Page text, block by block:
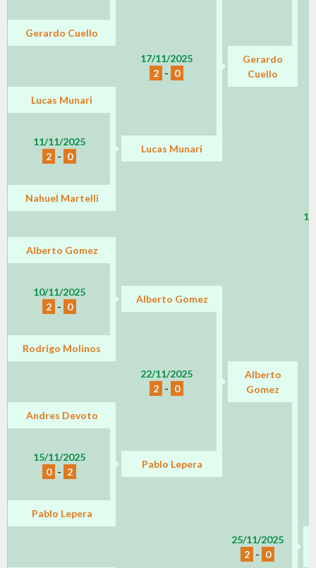
17/11/2025
2 - 0
Gerardo Cuello
Gerardo
Cuello
Lucas Munari
11/11/2025
2 - 0
Lucas Munari
Nahuel Martelli
Alberto Gomez
10/11/2025
2 - 0
Alberto Gomez
22/11/2025
2 - 0
Rodrigo Molinos
Alberto
Gomez
Andres Devoto
25/11/2025
2 - 0
15/11/2025
0 - 2
Pablo Lepera
Pablo Lepera